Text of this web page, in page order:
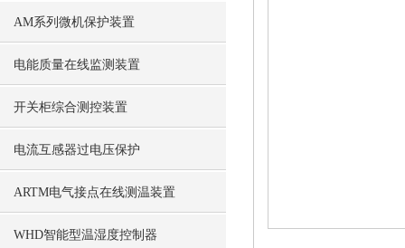
AM系列微机保护装置
电能质量在线监测装置
开关柜综合测控装置
电流互感器过电压保护
ARTM电气接点在线测温装置
WHD智能型温湿度控制器